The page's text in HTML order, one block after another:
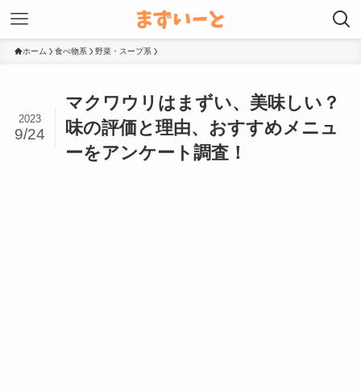
ホーム 食べ物系 野菜・スープ系
マクワウリはまずい、美味しい？
味の評価と理由、おすすめメニュ
ーをアンケート調査！
2023
9/24